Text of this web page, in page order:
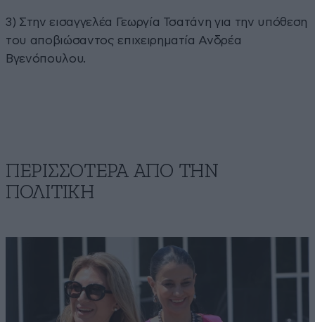
3) Στην εισαγγελέα Γεωργία Τσατάνη για την υπόθεση
του αποβιώσαντος επιχειρηματία Ανδρέα
Βγενόπουλου.
ΠΕΡΙΣΣΟΤΕΡΑ ΑΠΟ ΤΗΝ
ΠΟΛΙΤΙΚΗ